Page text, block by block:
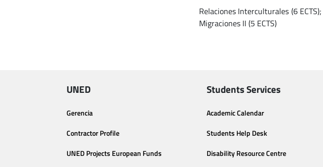
Relaciones Interculturales (6
Migraciones II (5 ECTS)
UNED
Gerencia
Contractor Profile
UNED Projects European Funds
Students Services
Academic Calendar
Students Help Desk
Disability Resource Centre